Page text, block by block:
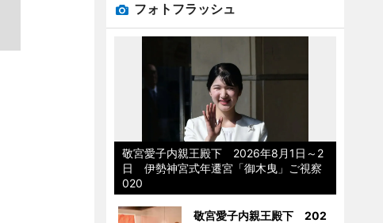
フォトフラッシュ
敬宮愛子内親王殿下 2026年8月1日～2
日 伊勢神宮式年遷宮「御木曳」ご視察
020
敬宮愛子内親王殿下 202